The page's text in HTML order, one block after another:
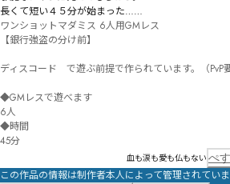
長くて短い４５分が始まった……
ワンショットマダミス 6人用GMレス
【銀行強盗の分け前】
ディスコード　で遊ぶ前提で作られています。（PvP
◆GMレスで遊べます
6人
◆時間
45分
血も涙も愛も仏もない ぺす
この作品の情報は制作者本人によって管理されてい